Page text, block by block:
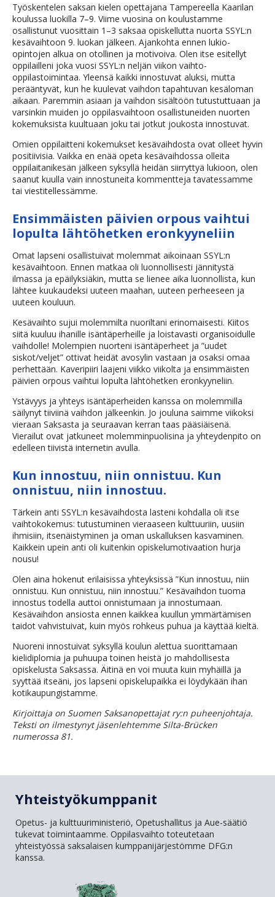
Työskentelen saksan kielen opettajana Tampereella Kaarilan
koulussa luokilla 7–9. Viime vuosina on koulustamme
osallistunut vuosittain 1–3 saksaa opiskellutta nuorta SSYL:n
kesävaihtoon 9. luokan jälkeen. Ajankohta ennen lukio-
opintojen alkua on otollinen ja motivoiva. Olen itse esitellyt
oppilailleni joka vuosi SSYL:n neljän viikon vaihto-
oppilastoimintaa. Yleensä kaikki innostuvat aluksi, mutta
perääntyvät, kun he kuulevat vaihdon tapahtuvan kesäloman
aikaan. Paremmin asiaan ja vaihdon sisältöön tutustuttuaan ja
varsinkin muiden jo oppilasvaihtoon osallistuneiden nuorten
kokemuksista kuultuaan joku tai jotkut joukosta innostuvat.
Omien oppilaitteni kokemukset kesävaihdosta ovat olleet hyvin
positiivisia. Vaikka en enää opeta kesävaihdossa olleita
oppilaitanikesän jälkeen syksyllä heidän siirryttyä lukioon, olen
saanut kuulla vain innostuneita kommentteja tavatessamme
tai viestitellessämme.
Ensimmäisten päivien orpous vaihtui
lopulta lähtöhetken eronkyyneliin
Omat lapseni osallistuivat molemmat aikoinaan SSYL:n
kesävaihtoon. Ennen matkaa oli luonnollisesti jännitystä
ilmassa ja epäilyksiäkin, mutta se lienee aika luonnollista, kun
lähtee kuukaudeksi uuteen maahan, uuteen perheeseen ja
uuteen kouluun.
Kesävaihto sujui molemmilta nuoriltani erinomaisesti. Kiitos
siitä kuuluu ihanille isäntäperheille ja loistavasti organisoidulle
vaihdolle! Molempien nuorteni isäntäperheet ja ”uudet
siskot/veljet” ottivat heidät avosylin vastaan ja osaksi omaa
perhettään. Kaveripiiri laajeni viikko viikolta ja ensimmäisten
päivien orpous vaihtui lopulta lähtöhetken eronkyyneliin.
Ystävyys ja yhteys isäntäperheiden kanssa on molemmilla
säilynyt tiiviinä vaihdon jälkeenkin. Jo jouluna saimme viikoksi
vieraan Saksasta ja seuraavan kerran taas pääsiäisenä.
Vierailut ovat jatkuneet molemminpuolisina ja yhteydenpito on
edelleen tiivistä internetin avulla.
Kun innostuu, niin onnistuu. Kun
onnistuu, niin innostuu.
Tärkein anti SSYL:n kesävaihdosta lasteni kohdalla oli itse
vaihtokokemus: tutustuminen vieraaseen kulttuuriin, uusiin
ihmisiin, itsenäistyminen ja oman uskalluksen kasvaminen.
Kaikkein upein anti oli kuitenkin opiskelumotivaation hurja
nousu!
Olen aina hokenut erilaisissa yhteyksissä ”Kun innostuu, niin
onnistuu. Kun onnistuu, niin innostuu.” Kesävaihdon tuoma
innostus todella auttoi onnistumaan ja innostumaan.
Kesävaihdon ansiosta ennen kaikkea kuullun ymmärtämisen
taidot vahvistuivat, kuin myös rohkeus puhua ja käyttää kieltä.
Nuoreni innostuivat syksyllä koulun alettua suorittamaan
kielidiplomia ja puhuupa toinen heistä jo mahdollisesta
opiskelusta Saksassa. Äitinä en voi muuta kuin myhäillä ja
syyttää itseäni, jos lapseni opiskelupaikka ei löydykään ihan
kotikaupungistamme.
Kirjoittaja on Suomen Saksanopettajat ry:n puheenjohtaja.
Teksti on ilmestynyt jäsenlehtemme Silta-Brücken
numerossa 81.
Yhteistyökumppanit
Opetus- ja kulttuuriministeriö, Opetushallitus ja Aue-säätiö
tukevat toimintaamme. Oppilasvaihto toteutetaan
yhteistyössä saksalaisen kumppanijärjestömme DFG:n
kanssa.